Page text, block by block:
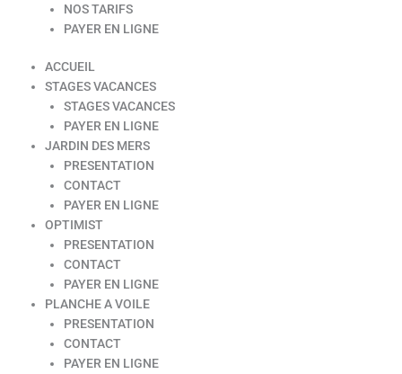
NOS TARIFS
PAYER EN LIGNE
ACCUEIL
STAGES VACANCES
STAGES VACANCES
PAYER EN LIGNE
JARDIN DES MERS
PRESENTATION
CONTACT
PAYER EN LIGNE
OPTIMIST
PRESENTATION
CONTACT
PAYER EN LIGNE
PLANCHE A VOILE
PRESENTATION
CONTACT
PAYER EN LIGNE